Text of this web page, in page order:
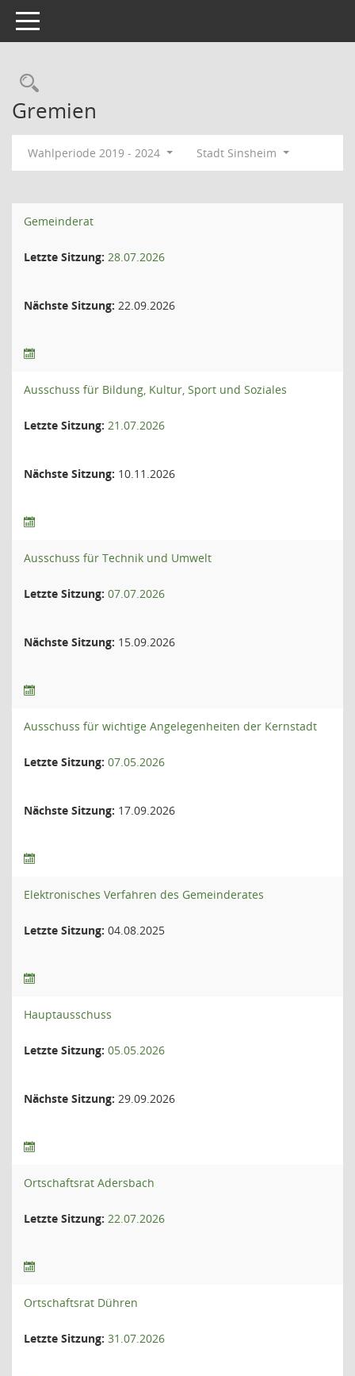
Toggle navigation
Gremien
Wahlperiode 2019 - 2024 Stadt Sinsheim
Gemeinderat
Letzte Sitzung: 28.07.2026
Nächste Sitzung: 22.09.2026
Ausschuss für Bildung, Kultur, Sport und Soziales
Letzte Sitzung: 21.07.2026
Nächste Sitzung: 10.11.2026
Ausschuss für Technik und Umwelt
Letzte Sitzung: 07.07.2026
Nächste Sitzung: 15.09.2026
Ausschuss für wichtige Angelegenheiten der Kernstadt
Letzte Sitzung: 07.05.2026
Nächste Sitzung: 17.09.2026
Elektronisches Verfahren des Gemeinderates
Letzte Sitzung: 04.08.2025
Hauptausschuss
Letzte Sitzung: 05.05.2026
Nächste Sitzung: 29.09.2026
Ortschaftsrat Adersbach
Letzte Sitzung: 22.07.2026
Ortschaftsrat Dühren
Letzte Sitzung: 31.07.2026